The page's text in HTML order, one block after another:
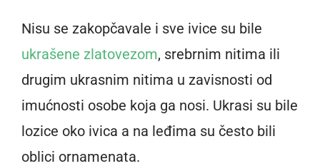
Nisu se zakopčavale i sve ivice su bile
ukrašene zlatovezom, srebrnim nitima ili
drugim ukrasnim nitima u zavisnosti od
imućnosti osobe koja ga nosi. Ukrasi su bile
lozice oko ivica a na leđima su često bili
oblici ornamenata.